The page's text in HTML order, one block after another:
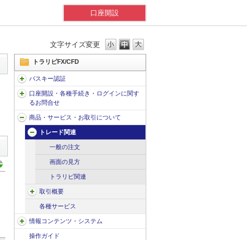
口座開設
文字サイズ変更
トラリピFX/CFD
パスキー認証
口座開設・各種手続き・ログインに関す
るお問合せ
商品・サービス・お取引について
トレード関連
一般の注文
画面の見方
トラリピ関連
取引概要
各種サービス
情報コンテンツ・システム
操作ガイド